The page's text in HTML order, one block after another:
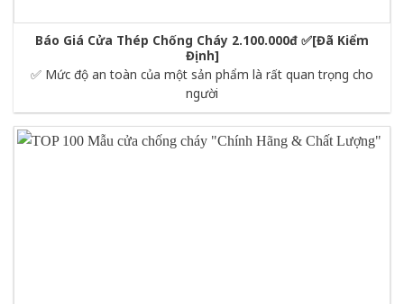
Báo Giá Cửa Thép Chống Cháy 2.100.000đ ✅[Đã Kiểm
Định]
✅ Mức độ an toàn của một sản phẩm là rất quan trọng cho
người